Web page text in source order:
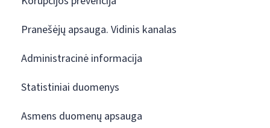
Pranešėjų apsauga. Vidinis kanalas
Administracinė informacija
Statistiniai duomenys
Asmens duomenų apsauga